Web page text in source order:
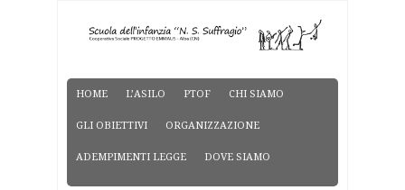
HOME L’ASILO PTOF CHI SIAMO
GLI OBIETTIVI ORGANIZZAZIONE
ADEMPIMENTI LEGGE DOVE SIAMO